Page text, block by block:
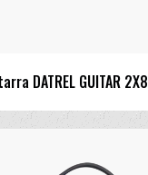
DATREL GUITAR 2X8